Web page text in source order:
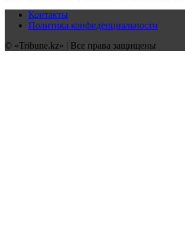
Контакты
Политика конфиденциальности
© «Tribune.kz» | Все права защищены